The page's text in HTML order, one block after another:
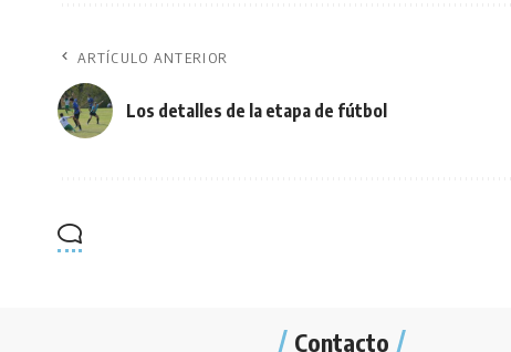
ARTÍCULO ANTERIOR
Los detalles de la etapa de fútbol
Contacto